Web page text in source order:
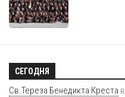
СЕГОДНЯ
Св.Тереза Бенедикта Креста